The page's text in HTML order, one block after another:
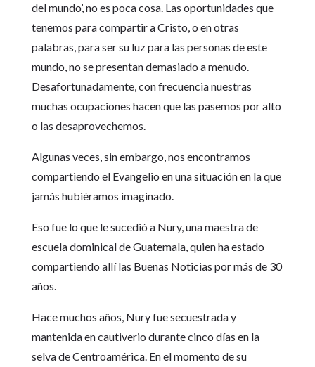
del mundo’, no es poca cosa. Las oportunidades que
tenemos para compartir a Cristo, o en otras
palabras, para ser su luz para las personas de este
mundo, no se presentan demasiado a menudo.
Desafortunadamente, con frecuencia nuestras
muchas ocupaciones hacen que las pasemos por alto
o las desaprovechemos.
Algunas veces, sin embargo, nos encontramos
compartiendo el Evangelio en una situación en la que
jamás hubiéramos imaginado.
Eso fue lo que le sucedió a Nury, una maestra de
escuela dominical de Guatemala, quien ha estado
compartiendo allí las Buenas Noticias por más de 30
años.
Hace muchos años, Nury fue secuestrada y
mantenida en cautiverio durante cinco días en la
selva de Centroamérica. En el momento de su